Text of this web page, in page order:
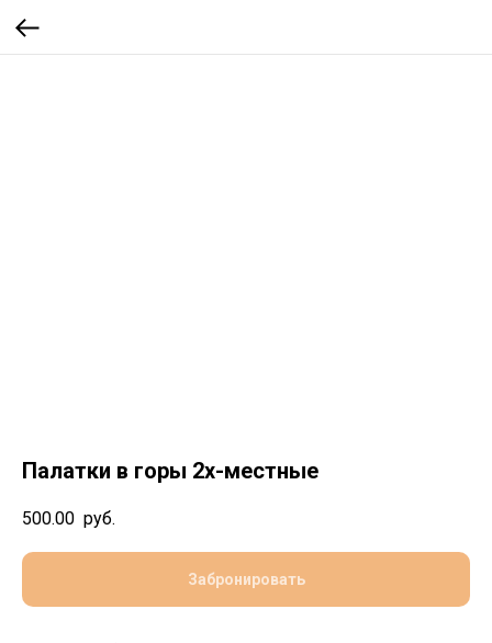
Палатки в горы 2х-местные
500.00 руб.
Забронировать